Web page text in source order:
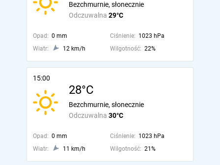
Odczuwalna 29°C
Bezchmurnie, słonecznie
Opad: 0 mm Ciśnienie: 1023 hPa
Wiatr:
12 km/h Wilgotność: 22%
15:00
28°C
Odczuwalna 30°C
Bezchmurnie, słonecznie
Opad: 0 mm Ciśnienie: 1023 hPa
Wiatr:
11 km/h Wilgotność: 21%